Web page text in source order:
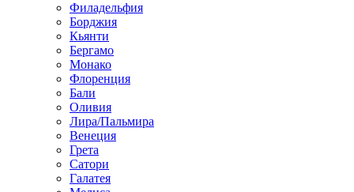
Филадельфия
Борджия
Кьянти
Бергамо
Монако
Флоренция
Бали
Оливия
Лира/Пальмира
Венеция
Грета
Сатори
Галатея